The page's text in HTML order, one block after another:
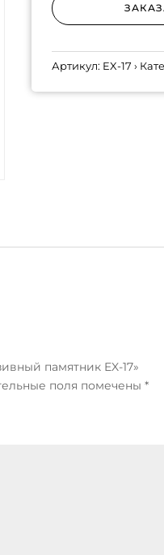
Артикул: EX-17
памятник EX-17»
поля помечены*